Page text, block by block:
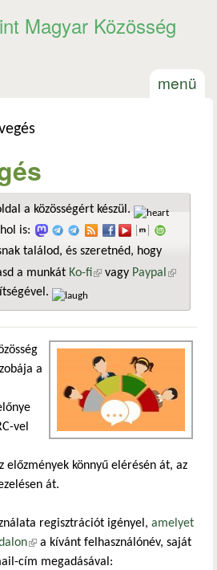
Magyar Közösség
menü
a közösségért készül.
is:
találod, és szeretnéd, hogy
a munkát Ko-fi(külső hivatkozás)
vagy Paypal
a
vel
előzmények könnyű elérésén át, az
át.
regisztrációt igényel, amelyet
(külső hivatkozás)
a kívánt felhasználónév, saját
cím megadásával: